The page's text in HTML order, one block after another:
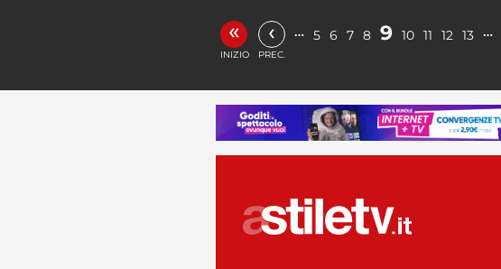
«
INIZIO
‹
PREC.
… 5 6 7 8 9 10 11 12 13 …